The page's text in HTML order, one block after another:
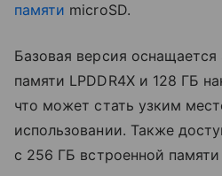
памяти microSD.
Базовая версия
памяти LPDDR4X и 128 ГБ
что может стать узким
использовании. Также
с 256 ГБ встроенной